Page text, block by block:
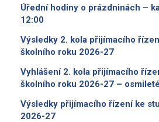
Úřední hodiny o prázdninách –
12:00
Výsledky 2. kola přijímacího
školního roku 2026-27
Vyhlášení 2. kola přijímacího
školního roku 2026-27 –
Výsledky přijímacího řízení ke
2026-27